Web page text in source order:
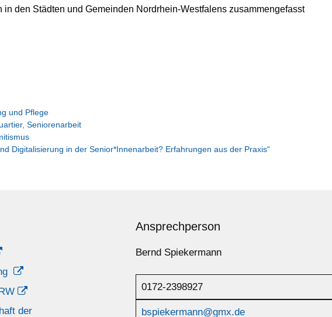
in den Städten und Gemeinden Nordrhein-Westfalens zusammengefasst
und Pflege
, Seniorenarbeit
Digitalisierung in der Senior*Innenarbeit? Erfahrungen aus der Praxis“
der
Ansprechperson
Bernd Spiekermann
0172-2398927
bspiekermann@gmx.de